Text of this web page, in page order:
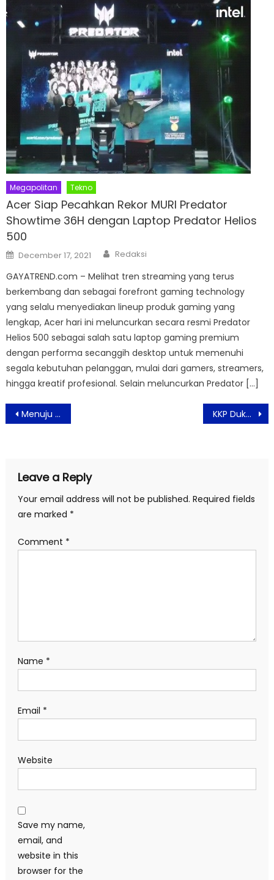
Megapolitan Tekno
Acer Siap Pecahkan Rekor MURI Predator
Showtime 36H dengan Laptop Predator Helios
500
Posted
on
December 17, 2021 Author
Redaksi
GAYATREND.com – Melihat tren streaming yang terus
berkembang dan sebagai forefront gaming technology
yang selalu menyediakan lineup produk gaming yang
lengkap, Acer hari ini meluncurkan secara resmi Predator
Helios 500 sebagai salah satu laptop gaming premium
dengan performa secanggih desktop untuk memenuhi
segala kebutuhan pelanggan, mulai dari gamers, streamers,
hingga kreatif profesional. Selain meluncurkan Predator […]
Post
navigation
Menuju Indonesia Emas 2045, Ciptakan Talenta Digital Dari Sekarang KKP Dukung Pengembangan Wisata Harta Karun Bawah Laut di Selayar
Leave a Reply
Your email address will not be published. Required fields
are marked *
Comment *
Name *
Email *
Website
Save my name,
email, and
website in this
browser for the